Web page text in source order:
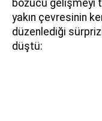
bozucu gelişmeyi
yakın çevresinin
düzenlediği
düştü: